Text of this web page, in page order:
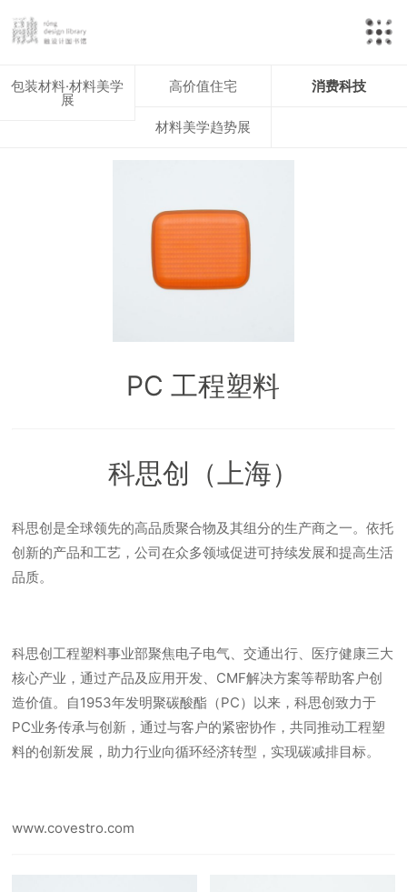
包装材料·材料美学
展
高价值住宅 消费科技
材料美学趋势展
PC 工程塑料
科思创（上海）
科思创是全球领先的高品质聚合物及其组分的生产商之一。依托
创新的产品和工艺，公司在众多领域促进可持续发展和提高生活
品质。
科思创工程塑料事业部聚焦电子电气、交通出行、医疗健康三大
核心产业，通过产品及应用开发、CMF解决方案等帮助客户创
造价值。自1953年发明聚碳酸酯（PC）以来，科思创致力于
PC业务传承与创新，通过与客户的紧密协作，共同推动工程塑
料的创新发展，助力行业向循环经济转型，实现碳减排目标。
www.covestro.com